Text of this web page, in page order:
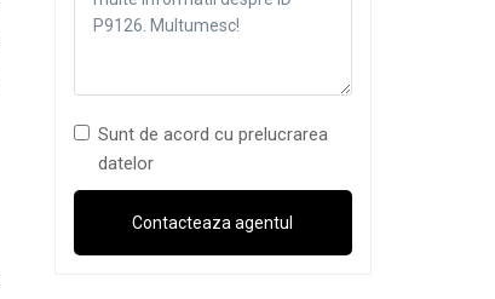
Sunt de acord cu prelucrarea
datelor